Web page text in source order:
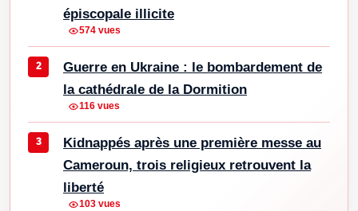
épiscopale illicite
574 vues
Guerre en Ukraine : le bombardement de
la cathédrale de la Dormition
116 vues
Kidnappés après une première messe au
Cameroun, trois religieux retrouvent la
liberté
103 vues